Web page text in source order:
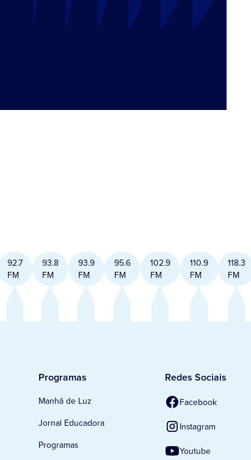
92.7
FM
93.8
FM
93.9
FM
95.6
FM
102.9
FM
110.9
FM
118.3
FM
Programas
Manhã de Luz
Jornal Educadora
Programas
Redes Sociais
Facebook
Instagram
Youtube